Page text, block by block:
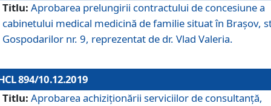
Titlu: Aprobarea prelungirii contractului de concesiune a
cabinetului medical medicină de familie situat în Braşov,
Gospodarilor nr. 9, reprezentat de dr. Vlad Valeria.
894/10.12.2019
Titlu: Aprobarea achiziţionării serviciilor de consultanţă,